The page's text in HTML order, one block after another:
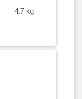
4.7 kg